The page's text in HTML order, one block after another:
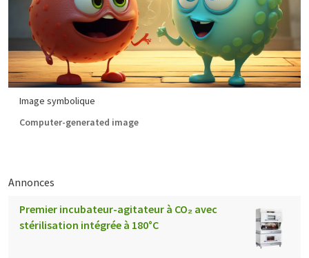
Image symbolique
Computer-generated image
Annonces
Premier incubateur-agitateur à CO₂ avec
stérilisation intégrée à 180°C